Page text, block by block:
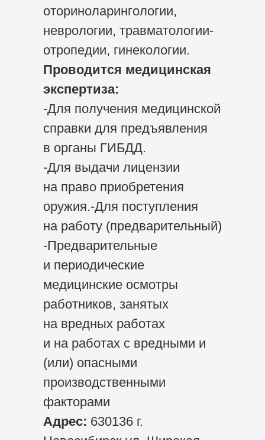
оториноларингологии,
неврологии, травматологии-
отропедии, гинекологии.
Проводится медицинская
экспертиза:
-Для получения медицинской
справки для предъявления
в органы ГИБДД.
-Для выдачи лицензии
на право приобретения
оружия.-Для поступления
на работу (предварительный)
-Предварительные
и периодические
медицинские осмотры
работников, занятых
на вредных работах
и на работах с вредными и
(или) опасными
производственными
факторами
Адрес: 630136 г.